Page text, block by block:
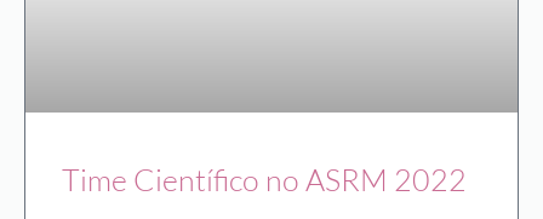
Time Científico no ASRM 2022